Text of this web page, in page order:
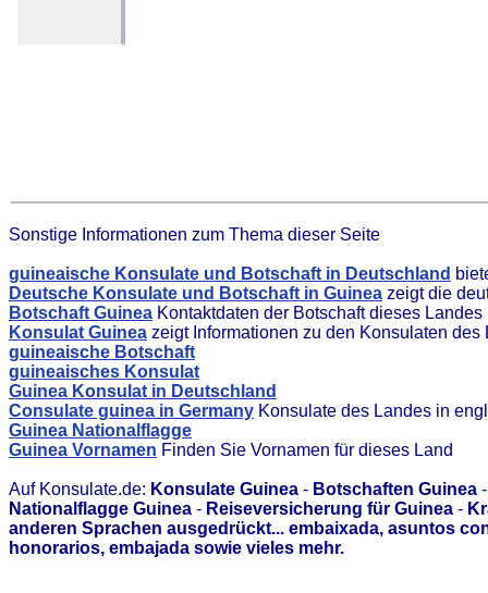
Sonstige Informationen zum Thema dieser Seite
guineaische Konsulate und Botschaft in Deutschland
Deutsche Konsulate und Botschaft in Guinea zeigt die
Botschaft Guinea Kontaktdaten der Botschaft dieses Landes
Konsulat Guinea zeigt Informationen zu den Konsulaten des
guineaische Botschaft
guineaisches Konsulat
Guinea Konsulat in Deutschland
Consulate guinea in Germany Konsulate des Landes in
Guinea Nationalflagge
Guinea Vornamen Finden Sie Vornamen für dieses Land
Auf Konsulate.de: Konsulate Guinea - Botschaften Guinea
Nationalflagge Guinea - Reiseversicherung für Guinea -
anderen Sprachen ausgedrückt... embaixada, asuntos
honorarios, embajada sowie vieles mehr.